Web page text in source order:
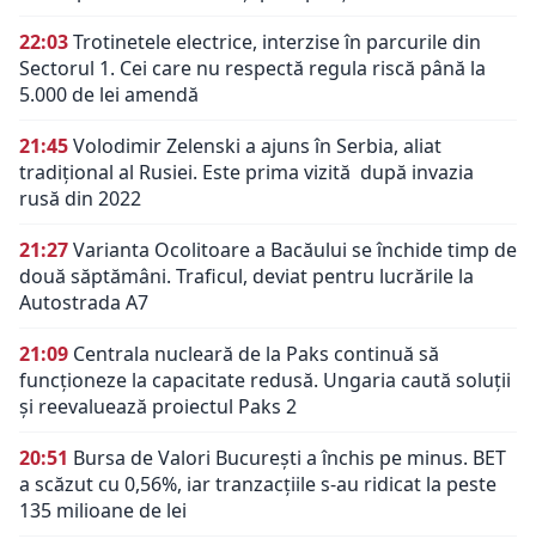
22:03Trotinetele electrice, interzise în parcurile din
Sectorul 1. Cei care nu respectă regula riscă până la
5.000 de lei amendă
21:45Volodimir Zelenski a ajuns în Serbia, aliat
tradiţional al Rusiei. Este prima vizită după invazia
rusă din 2022
21:27Varianta Ocolitoare a Bacăului se închide timp de
două săptămâni. Traficul, deviat pentru lucrările la
Autostrada A7
21:09 Centrala nucleară de la Paks continuă să
funcționeze la capacitate redusă. Ungaria caută soluții
și reevaluează proiectul Paks 2
20:51 Bursa de Valori București a închis pe minus. BET
a scăzut cu 0,56%, iar tranzacțiile s-au ridicat la peste
135 milioane de lei